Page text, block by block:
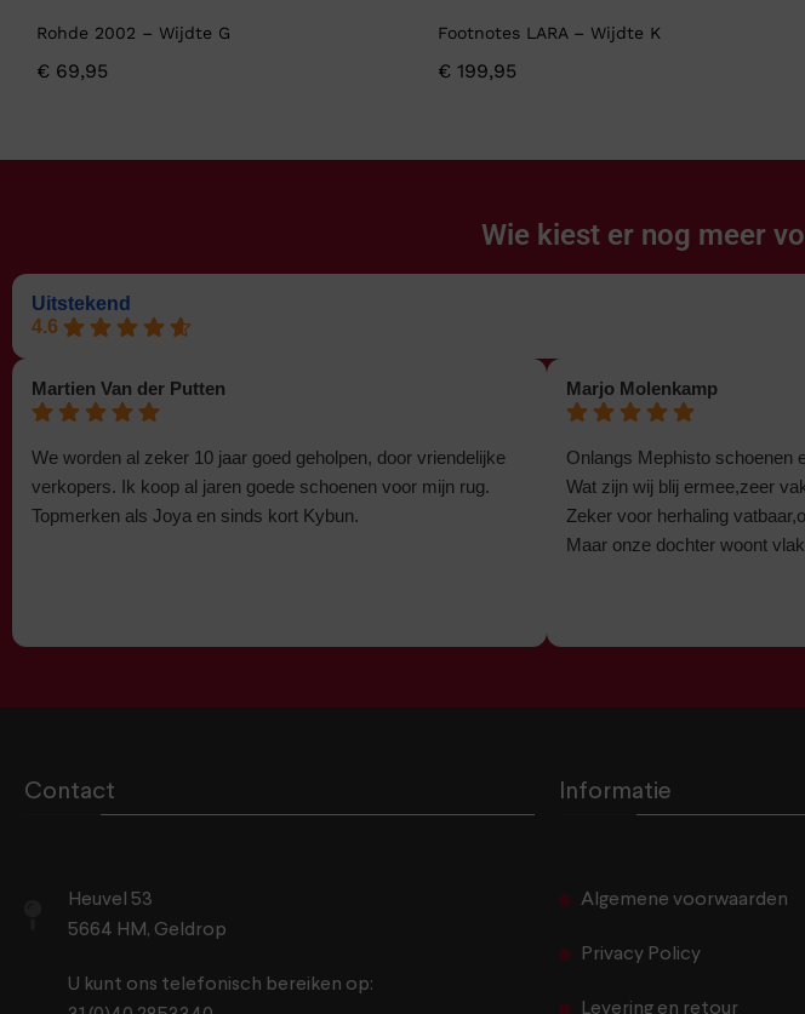
Rohde 2002 – Wijdte G
€ 69,95
Footnotes LARA – Wijdte K
€ 199,95
Wie kiest er nog meer
Uitstekend
4.6
Martien Van der Putten
We worden al zeker 10 jaar goed geholpen, door vriendelijke
verkopers. Ik koop al jaren goede schoenen voor mijn rug.
Topmerken als Joya en sinds kort Kybun.
Marjo Molenkamp
Onlangs Mephisto schoenen
Wat zijn wij blij ermee,zeer
Zeker voor herhaling
Maar onze dochter woont
Contact
Heuvel 53
5664 HM, Geldrop
U kunt ons telefonisch bereiken op:
Informatie
Algemene voorwaarden
Privacy Policy
Levering en retour